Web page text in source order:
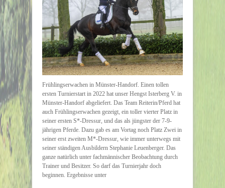
Frühlingserwachen in Münster-Handorf. Einen tollen
ersten Turnierstart in 2022 hat unser Hengst Isterberg V. in
Münster-Handorf abgeliefert. Das Team Reiterin/Pferd hat
auch Frühlingserwachen gezeigt, ein toller vierter Platz in
seiner ersten S*-Dressur, und das als jüngster der 7-9-
jährigen Pferde. Dazu gab es am Vortag noch Platz Zwei in
seiner erst zweiten M*-Dressur, wie immer unterwegs mit
seiner ständigen Ausbildern Stephanie Leuenberger. Das
ganze natürlich unter fachmännischer Beobachtung durch
Trainer und Besitzer. So darf das Turnierjahr doch
beginnen. Ergebnisse unter